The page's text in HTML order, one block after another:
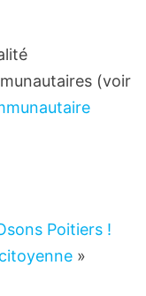
(voir
Poitiers !
»